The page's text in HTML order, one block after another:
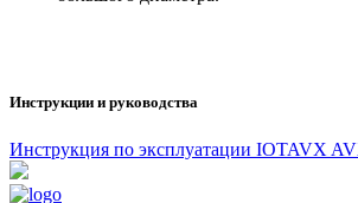
Инструкции и руководства
Инструкция по эксплуатации IOTAVX